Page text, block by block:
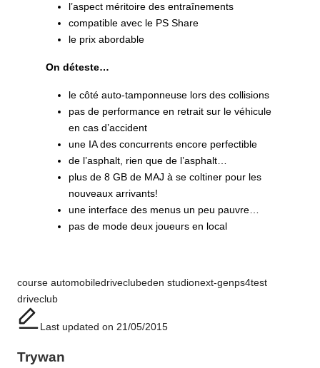
l’aspect méritoire des entraînements
compatible avec le PS Share
le prix abordable
On déteste…
le côté auto-tamponneuse lors des collisions
pas de performance en retrait sur le véhicule
en cas d’accident
une IA des concurrents encore perfectible
de l’asphalt, rien que de l’asphalt…
plus de 8 GB de MAJ à se coltiner pour les
nouveaux arrivants!
une interface des menus un peu pauvre…
pas de mode deux joueurs en local
Tags:
course automobiledriveclubeden studionext-genps4test
driveclub
Last updated on 21/05/2015
Trywan